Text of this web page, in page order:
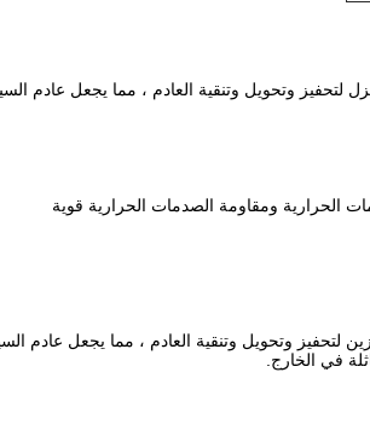
الحرارية ومقاومة الصدمات الحرارية قوية
في الخارج.